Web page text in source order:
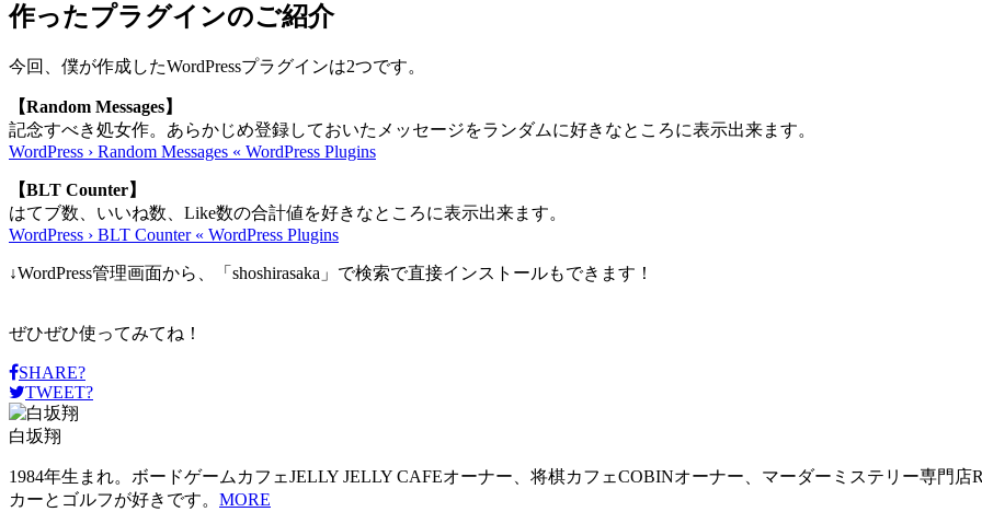
作ったプラグインのご紹介
今回、僕が作成したWordPressプラグインは2つです。
【Random Messages】
記念すべき処女作。あらかじめ登録しておいたメッセージをランダムに好きなところに表示出来ます。
WordPress › Random Messages « WordPress Plugins
【BLT Counter】
はてブ数、いいね数、Like数の合計値を好きなところに表示出来ます。
WordPress › BLT Counter « WordPress Plugins
↓WordPress管理画面から、「shoshirasaka」で検索で直接インストールもできます！
ぜひぜひ使ってみてね！
SHARE?
TWEET?
白坂翔
1984年生まれ。ボードゲームカフェJELLY JELLY CAFEオーナー、将棋カフェCOBINオーナー、マーダーミステリー専門
カーとゴルフが好きです。 MORE